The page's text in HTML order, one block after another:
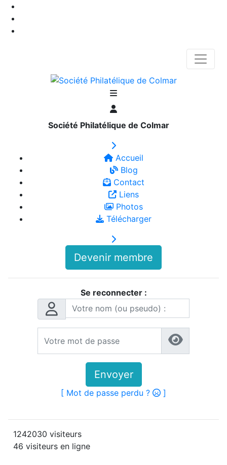
Société Philatélique de Colmar
Accueil
Blog
Contact
Liens
Photos
Télécharger
Devenir membre
Se reconnecter :
Envoyer
[ Mot de passe perdu ? ]
1242030 visiteurs
46 visiteurs en ligne